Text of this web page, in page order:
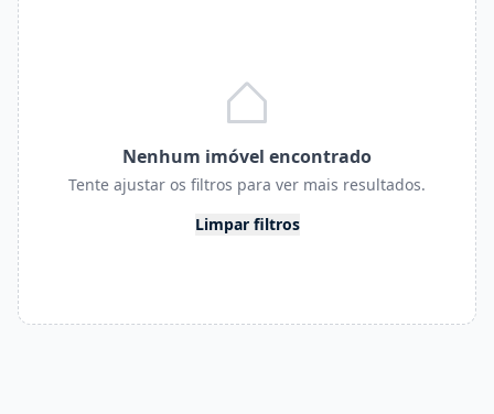
Nenhum imóvel encontrado
Tente ajustar os filtros para ver mais resultados.
Limpar filtros